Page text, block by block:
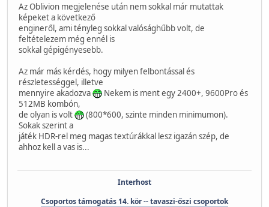
Az Oblivion megjelenése után nem sokkal már mutattak
képeket a következő
engineről, ami tényleg sokkal valósághűbb volt, de
feltételezem még ennél is
sokkal gépigényesebb.
Az már más kérdés, hogy milyen felbontással és
részletességgel, illetve
mennyire akadozva
Nekem is ment egy 2400+, 9600Pro és
512MB kombón,
de olyan is volt
(800*600, szinte minden minimumon).
Sokak szerint a
játék HDR-rel meg magas textúrákkal lesz igazán szép, de
ahhoz kell a vas is...
Interhost
Csoportos támogatás 14. kör -- tavaszi-őszi csoportok